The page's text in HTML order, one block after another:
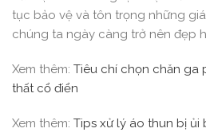
tục bảo vệ và tôn trọng những
chúng ta ngày càng trở nên đẹp
Xem thêm: Tiêu chí chọn chăn ga
thất cổ điển
Xem thêm: Tips xử lý áo thun bị ủi